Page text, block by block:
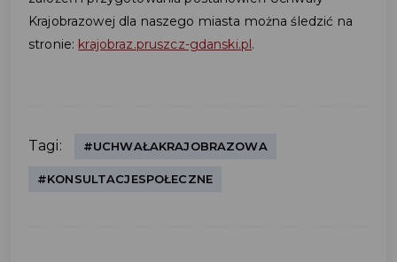
Krajobrazowej dla naszego miasta można śledzić na
stronie: krajobraz.pruszcz-gdanski.pl.
Tagi: #UCHWAŁAKRAJOBRAZOWA
#KONSULTACJESPOŁECZNE